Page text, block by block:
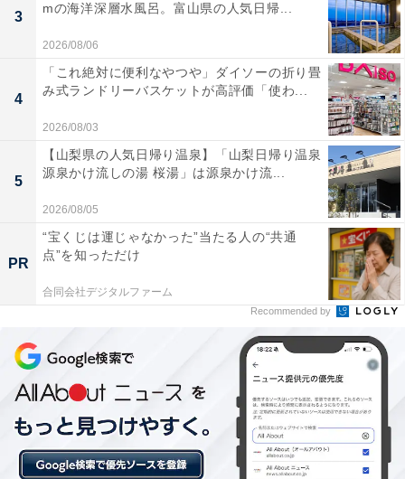
画面がとても綺麗で動画視聴や電子書籍が快適にな
り毎日手放せません
A16チップのおかげで重いゲームもカクつかずにサ
クサク動いて感動しています
バッテリー持ちが素晴らしいので外出先でも充電を
気にせず1日中使えます
大画面で動画やゲームを存分に楽しみたい人や、日常使
いでサクサク快適に動くタブレットを探している人に
は、おすすめの商品といえそうです。
3
mの海洋深層水風呂。富山県の人気日帰...
2026/08/06
4
「これ絶対に便利なやつや」ダイソーの折り畳
み式ランドリーバスケットが高評価「使わ...
2026/08/03
5
【山梨県の人気日帰り温泉】「山梨日帰り温泉
源泉かけ流しの湯 桜湯」は源泉かけ流...
2026/08/05
PR
“宝くじは運じゃなかった”当たる人の“共通
点”を知っただけ
合同会社デジタルファーム
Recommended by